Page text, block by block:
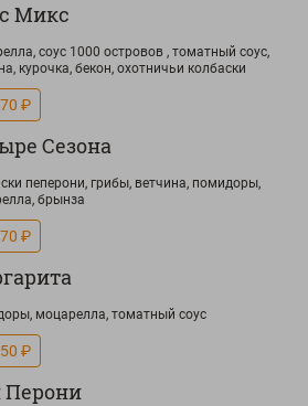
Микс
соус 1000 островов , томатный соус,
курочка, бекон, охотничьи колбаски
₽
Сезона
пеперони, грибы, ветчина, помидоры,
брынза
₽
моцарелла, томатный соус
₽
Перони